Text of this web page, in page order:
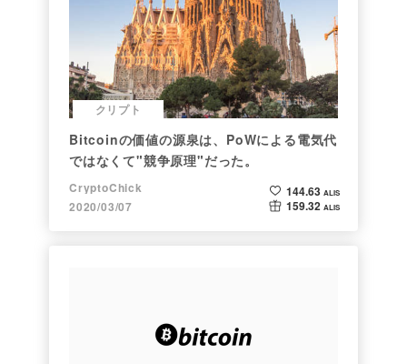
クリプト
Bitcoinの価値の源泉は、PoWによる電気代
ではなくて"競争原理"だった。
CryptoChick
2020/03/07
144.63 ALIS
159.32 ALIS